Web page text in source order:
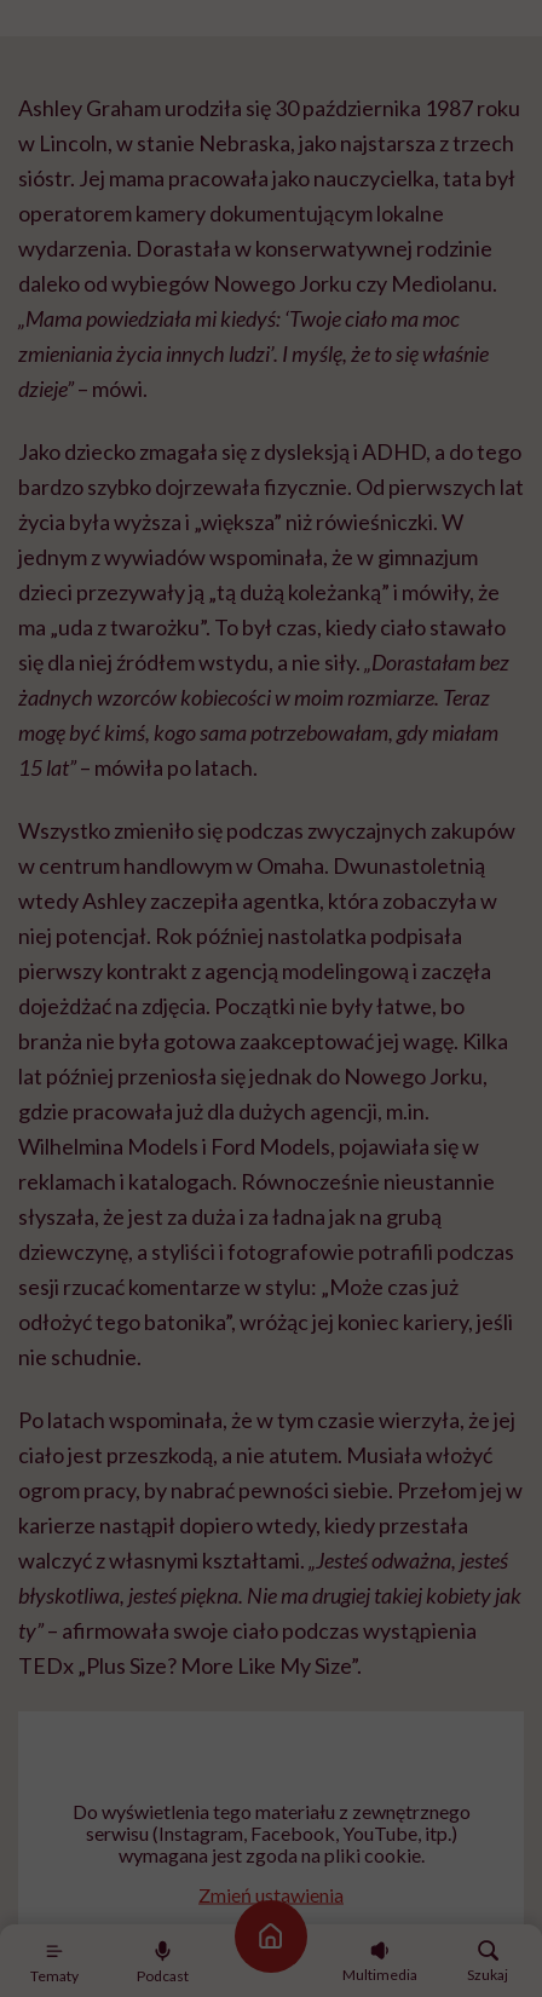
Tematy Podcast
Strona główna
Multimedia
Szukaj
Ashley Graham urodziła się 30 października 1987 roku
w Lincoln, w stanie Nebraska, jako najstarsza z trzech
sióstr. Jej mama pracowała jako nauczycielka, tata był
operatorem kamery dokumentującym lokalne
wydarzenia. Dorastała w konserwatywnej rodzinie
daleko od wybiegów Nowego Jorku czy Mediolanu.
„Mama powiedziała mi kiedyś: ‘Twoje ciało ma moc
zmieniania życia innych ludzi’. I myślę, że to się właśnie
dzieje”– mówi.
Jako dziecko zmagała się z dysleksją i ADHD, a do tego
bardzo szybko dojrzewała fizycznie. Od pierwszych lat
życia była wyższa i „większa” niż rówieśniczki. W
jednym z wywiadów wspominała, że w gimnazjum
dzieci przezywały ją „tą dużą koleżanką” i mówiły, że
ma „uda z twarożku”. To był czas, kiedy ciało stawało
się dla niej źródłem wstydu, a nie siły.„Dorastałam bez
żadnych wzorców kobiecości w moim rozmiarze. Teraz
mogę być kimś, kogo sama potrzebowałam, gdy miałam
15 lat”– mówiła po latach.
Wszystko zmieniło się podczas zwyczajnych zakupów
w centrum handlowym w Omaha. Dwunastoletnią
wtedy Ashley zaczepiła agentka, która zobaczyła w
niej potencjał. Rok później nastolatka podpisała
pierwszy kontrakt z agencją modelingową i zaczęła
dojeżdżać na zdjęcia. Początki nie były łatwe, bo
branża nie była gotowa zaakceptować jej wagę. Kilka
lat później przeniosła się jednak do Nowego Jorku,
gdzie pracowała już dla dużych agencji, m.in.
Wilhelmina Models i Ford Models, pojawiała się w
reklamach i katalogach. Równocześnie nieustannie
słyszała, że jest za duża i za ładna jak na grubą
dziewczynę, a styliści i fotografowie potrafili podczas
sesji rzucać komentarze w stylu: „Może czas już
odłożyć tego batonika”, wróżąc jej koniec kariery, jeśli
nie schudnie.
Po latach wspominała, że w tym czasie wierzyła, że jej
ciało jest przeszkodą, a nie atutem. Musiała włożyć
ogrom pracy, by nabrać pewności siebie. Przełom jej w
karierze nastąpił dopiero wtedy, kiedy przestała
walczyć z własnymi kształtami.„Jesteś odważna, jesteś
błyskotliwa, jesteś piękna. Nie ma drugiej takiej kobiety jak
ty”– afirmowała swoje ciało podczas wystąpienia
TEDx „Plus Size? More Like My Size”.
Do wyświetlenia tego materiału z zewnętrznego
serwisu (Instagram, Facebook, YouTube, itp.)
wymagana jest zgoda na pliki cookie.
Zmień ustawienia